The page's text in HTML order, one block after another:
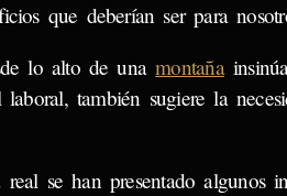
que deberían ser para
lo alto de unamontaña
también sugiere la
se han presentado algunos